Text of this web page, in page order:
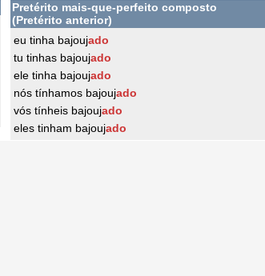
Pretérito mais-que-perfeito composto
(Pretérito anterior)
eu tinha bajoujado
tu tinhas bajoujado
ele tinha bajoujado
nós tínhamos bajoujado
vós tínheis bajoujado
eles tinham bajoujado